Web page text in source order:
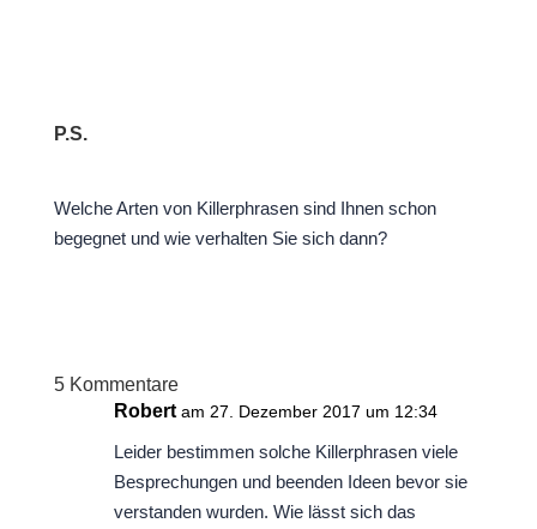
P.S.
Welche Arten von Killerphrasen sind Ihnen schon
begegnet und wie verhalten Sie sich dann?
5 Kommentare
Robert am 27. Dezember 2017 um 12:34
Leider bestimmen solche Killerphrasen viele
Besprechungen und beenden Ideen bevor sie
verstanden wurden. Wie lässt sich das